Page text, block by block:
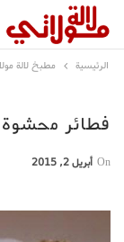
الرئيسية مطبخ لالة
فطائر محشوة
On أبريل 2, 2015